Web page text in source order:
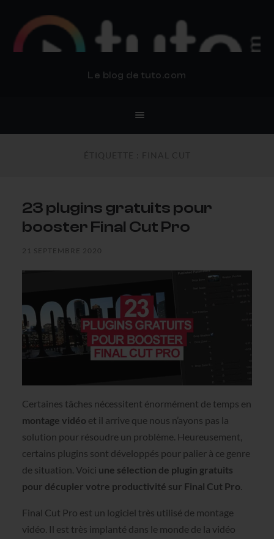
Le blog de tuto.com
23 plugins gratuits pour
booster Final Cut Pro
21 SEPTEMBRE 2020
Certaines tâches nécessitent énormément de temps en
montage vidéo et il arrive que nous n’ayons pas la
solution pour résoudre un problème. Heureusement,
certains plugins sont développés pour palier à ce genre
de situation. Voici une sélection de plugin gratuits
pour décupler votre productivité sur Final Cut Pro.
Final Cut Pro est un logiciel très utilisé de montage
vidéo. Il est très implanté dans le monde de la vidéo